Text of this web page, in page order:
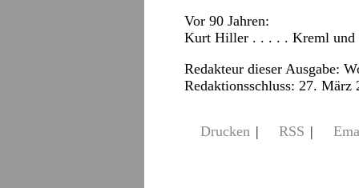
Vor 90 Jahren:
Kurt Hiller . . . . . Kreml und
Redakteur dieser Ausgabe:
Redaktionsschluss: 27. März
Drucken | RSS |